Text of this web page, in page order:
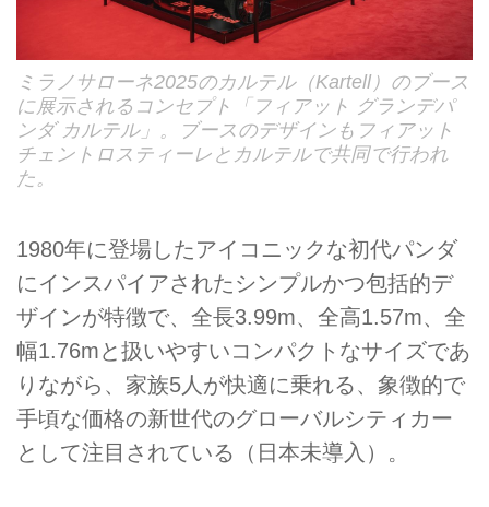
ミラノサローネ2025のカルテル（Kartell）のブース
に展示されるコンセプト「フィアット グランデパ
ンダ カルテル」。ブースのデザインもフィアット
チェントロスティーレとカルテルで共同で行われ
た。
1980年に登場したアイコニックな初代パンダ
にインスパイアされたシンプルかつ包括的デ
ザインが特徴で、全長3.99m、全高1.57m、全
幅1.76mと扱いやすいコンパクトなサイズであ
りながら、家族5人が快適に乗れる、象徴的で
手頃な価格の新世代のグローバルシティカー
として注目されている（日本未導入）。